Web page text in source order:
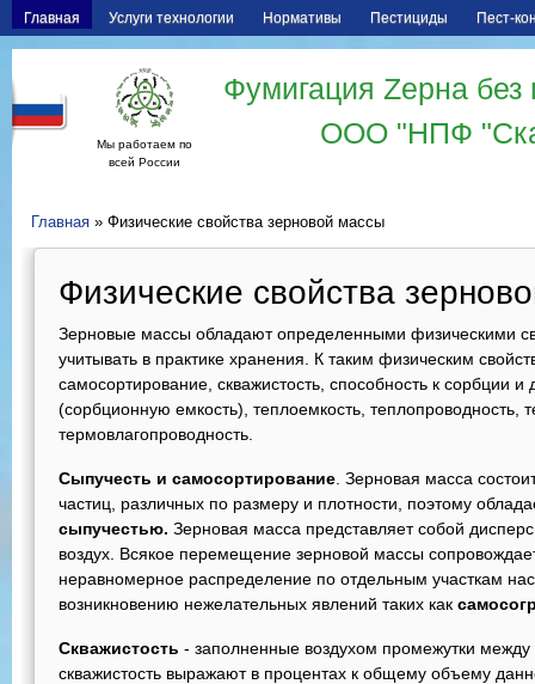
Главная Услуги технологии Нормативы Пестициды Пест-
Мы работаем по
всей России
Фумигация Zерна
ООО "НПФ
Главная » Физические свойства зерновой массы
Физические свойства
Зерновые массы обладают определенными физическими
учитывать в практике хранения. К таким физическим
самосортирование, скважистость, способность к сорбции
(сорбционную емкость), теплоемкость, теплопроводность,
термовлагопроводность.
Сыпучесть и самосортирование . Зерновая масса
частиц, различных по размеру и плотности, поэтому
сыпучестью. Зерновая масса представляет собой
воздух. Всякое перемещение зерновой массы
неравномерное распределение по отдельным участкам
возникновению нежелательных явлений таких как
Скважистость - заполненные воздухом промежутки
скважистость выражают в процентах к общему объему